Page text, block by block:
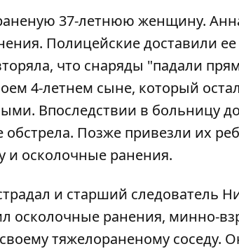
37-летнюю женщину.
Полицейские доставили
что снаряды "падали
4-летнем сыне, который
Впоследствии в больницу
Позже привезли их
и осколочные ранения.
и старший следователь
осколочные ранения, минно-
тяжелораненому соседу.